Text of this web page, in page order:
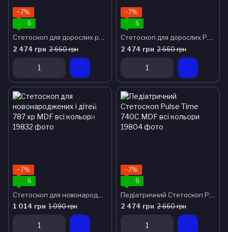
−7%
6
Стетоскоп для дорослих pulse time 740 MDF всі кольори
2 474 грн 2 660 грн
−7%
6
Стетоскоп для дорослих Pulse Time 740 MDF BO чорний
2 474 грн 2 660 грн
−7%
6
Стетоскоп для новонароджених і дітей 787 хр MDF всі кольори
1 014 грн 1 090 грн
−7%
6
Педіатричний Стетоскоп Pulse Time 740C MDF всі кольори
2 474 грн 2 660 грн